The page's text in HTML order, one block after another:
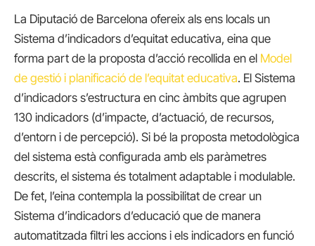
La Diputació de Barcelona ofereix als ens locals un
Sistema d’indicadors d’equitat educativa, eina que
forma part de la proposta d’acció recollida en el Model
de gestió i planificació de l’equitat educativa. El Sistema
d’indicadors s’estructura en cinc àmbits que agrupen
130 indicadors (d’impacte, d’actuació, de recursos,
d’entorn i de percepció). Si bé la proposta metodològica
del sistema està configurada amb els paràmetres
descrits, el sistema és totalment adaptable i modulable.
De fet, l’eina contempla la possibilitat de crear un
Sistema d’indicadors d’educació que de manera
automatitzada filtri les accions i els indicadors en funció